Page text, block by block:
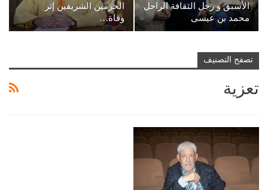
الأسبق و رجل الثقافة الراحل
محمد بن عيسى
الحرمين الشريفين إثر
وفاة…
تصفح التصنيف
تعزية